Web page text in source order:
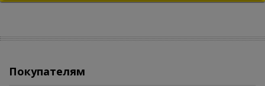
Покупателям